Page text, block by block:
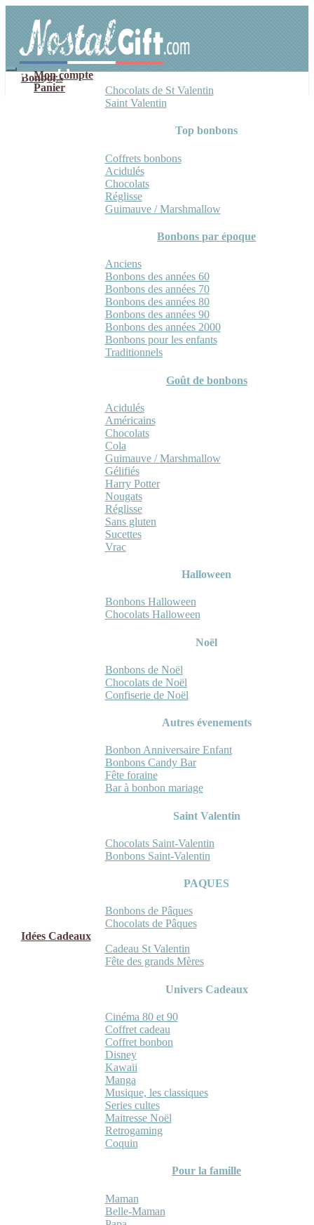
navigation
contenu
Mon compte
Panier
Bonbons
Chocolats de St Valentin
Saint Valentin
Top bonbons
Coffrets bonbons
Acidulés
Chocolats
Réglisse
Guimauve / Marshmallow
Bonbons par époque
Anciens
Bonbons des années 60
Bonbons des années 70
Bonbons des années 80
Bonbons des années 90
Bonbons des années 2000
Bonbons pour les enfants
Traditionnels
Goût de bonbons
Acidulés
Américains
Chocolats
Cola
Guimauve / Marshmallow
Gélifiés
Harry Potter
Nougats
Réglisse
Sans gluten
Sucettes
Vrac
Halloween
Bonbons Halloween
Chocolats Halloween
Noël
Bonbons de Noël
Chocolats de Noël
Confiserie de Noël
Autres évenements
Bonbon Anniversaire Enfant
Bonbons Candy Bar
Fête foraine
Bar à bonbon mariage
Saint Valentin
Chocolats Saint-Valentin
Bonbons Saint-Valentin
PAQUES
Bonbons de Pâques
Chocolats de Pâques
Idées Cadeaux
Cadeau St Valentin
Fête des grands Mères
Univers Cadeaux
Cinéma 80 et 90
Coffret cadeau
Coffret bonbon
Disney
Kawaii
Manga
Musique, les classiques
Series cultes
Maitresse Noël
Retrogaming
Coquin
Pour la famille
Maman
Belle-Maman